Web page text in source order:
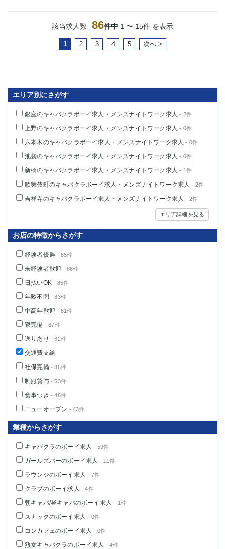
該当求人数 86件中 1 〜 15件 を表示
1 2 3 4 5 次へ >
エリア別にさがす
銀座のキャバクラボーイ求人・メンズナイトワーク求人 - 2件
上野のキャバクラボーイ求人・メンズナイトワーク求人 - 0件
六本木のキャバクラボーイ求人・メンズナイトワーク求人 - 0件
池袋のキャバクラボーイ求人・メンズナイトワーク求人 - 0件
新橋のキャバクラボーイ求人・メンズナイトワーク求人 - 1件
歌舞伎町のキャバクラボーイ求人・メンズナイトワーク求人 - 2件
吉祥寺のキャバクラボーイ求人・メンズナイトワーク求人 - 2件
エリア詳細を見る
お店の特徴からさがす
経験者優遇 - 85件
未経験者歓迎 - 86件
日払いOK - 85件
年齢不問 - 83件
中高年歓迎 - 81件
寮完備 - 67件
送りあり - 62件
交通費支給
社保完備- 86件
制服貸与- 53件
食事つき - 46件
ニューオープン - 43件
業種からさがす
キャバクラのボーイ求人 - 59件
ガールズバーのボーイ求人 - 11件
ラウンジのボーイ求人 - 7件
クラブのボーイ求人 - 4件
朝キャバ/昼キャバのボーイ求人 - 1件
スナックのボーイ求人 - 0件
コンカフェのボーイ求人 - 0件
熟女キャバクラのボーイ求人 - 4件